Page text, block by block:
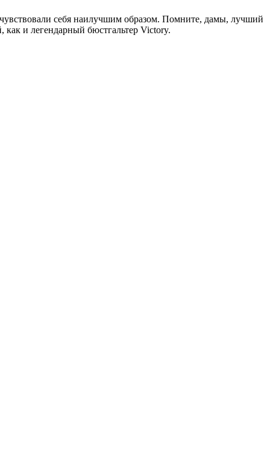
себя наилучшим образом. Помните, дамы, лучший
как и легендарный бюстгальтер Victory.